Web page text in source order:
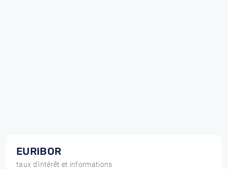
EURIBOR
taux d'intérêt et informations